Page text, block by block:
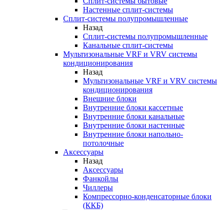
Настенные сплит-системы
Сплит-системы полупромышленные
Назад
Сплит-системы полупромышленные
Канальные сплит-системы
Мультизональные VRF и VRV системы
кондиционирования
Назад
Мультизональные VRF и VRV системы
кондиционирования
Внешние блоки
Внутренние блоки кассетные
Внутренние блоки канальные
Внутренние блоки настенные
Внутренние блоки напольно-
потолочные
Аксессуары
Назад
Аксессуары
Фанкойлы
Чиллеры
Компрессорно-конденсаторные блоки
(ККБ)